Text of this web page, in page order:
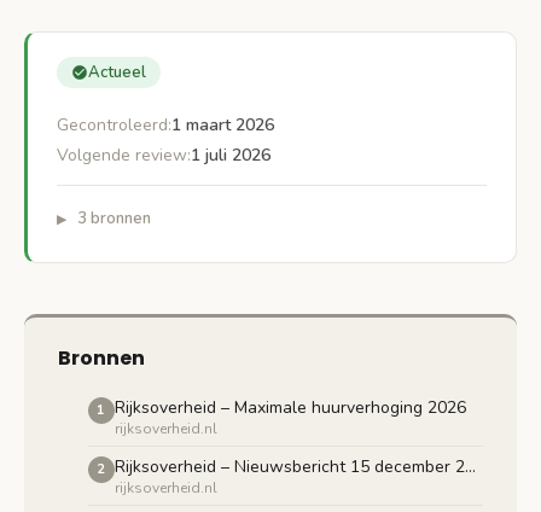
Actueel
Gecontroleerd:1 maart 2026
Volgende review:1 juli 2026
3 bronnen
Bronnen
1 Rijksoverheid – Maximale huurverhoging 2026
rijksoverheid.nl
2 Rijksoverheid – Nieuwsbericht 15 december 2025
rijksoverheid.nl